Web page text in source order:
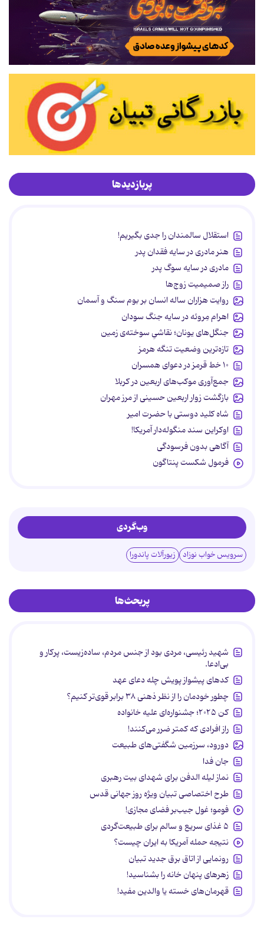
پربازدیدها
استقلال سالمندان را جدی بگیریم!
هنر مادری در سایه‌ فقدان پدر
مادری در سایه سوگ پدر
راز صمیمیت زوج‌ها
روایت هزاران ساله انسان بر بوم سنگ و آسمان
اهرام مِروئه در سایه جنگ سودان
جنگل‌های یونان؛ نقاشیِ سوخته‌ی زمین
تازه‌ترین وضعیت تنگه هرمز
۱۰ خط قرمز در دعوای همسران
جمع‌آوری موکب‌های اربعین در کربلا
بازگشت زوار اربعین حسینی از مرز مهران
شاه کلید دوستی با حضرت امیر
اوکراین سند منگوله‌دار آمریکا!
آگاهی بدون فرسودگی
فرمول شکست پنتاگون
وب‌گردی
سرویس خواب نوزاد زیورآلات پاندورا
پربحث‌ها
شهید رئیسی، مردی بود از جنس مردم، ساده‌زیست، پرکار و
بی‌ادعا.
کدهای پیشواز پویش چله دعای عهد
چطور خودمان را از نظر ذهنی ۳۸ برابر قوی‌تر کنیم؟
کن ۲۰۲۵؛ جشنواره‌ای علیه خانواده
راز افرادی که کمتر ضرر می‌کنند!
دورود، سرزمین شگفتی‌های طبیعت
جان فدا
نماز لیله الدفن برای شهدای بیت رهبری
طرح اختصاصی تبیان ویژه روز جهانی قدس
فومو؛ غول جیب‌بر فضای مجازی!
۵ غذای سریع و سالم برای طبیعت‌گردی
نتیجه حمله آمریکا به ایران چیست؟
رونمایی از اتاق برق جدید تبیان
زهرهای پنهان خانه را بشناسید!
قهرمان‌های خسته یا والدین مفید!